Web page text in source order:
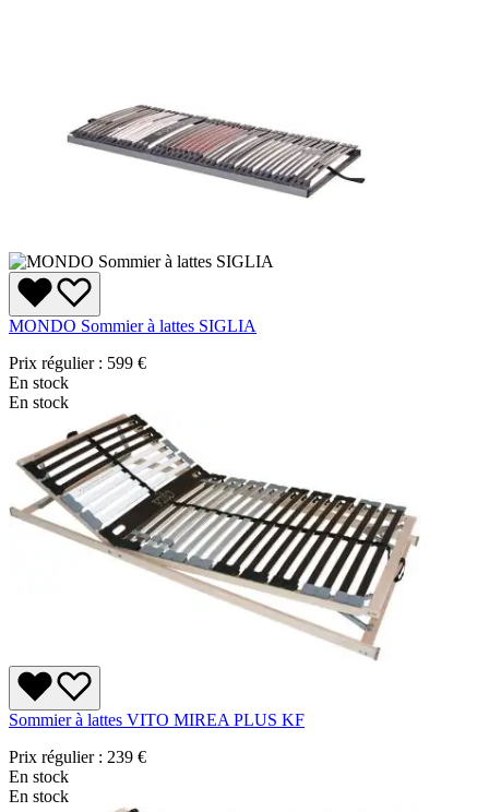
MONDO Sommier à lattes SIGLIA
Prix régulier : 599 €
En stock
En stock
Sommier à lattes VITO MIREA PLUS KF
Prix régulier : 239 €
En stock
En stock